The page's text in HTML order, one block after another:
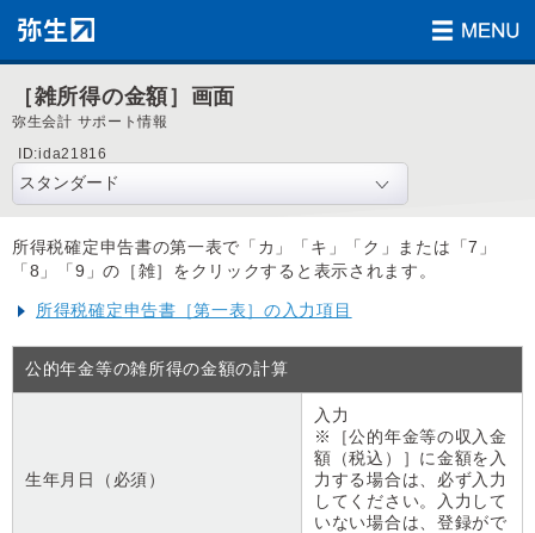
［雑所得の金額］画面
弥生会計 サポート情報
ID:ida21816
所得税確定申告書の第一表で「カ」「キ」「ク」または「7」
「8」「9」の［雑］をクリックすると表示されます。
所得税確定申告書［第一表］の入力項目
公的年金等の雑所得の金額の計算
生年月日（必須）
入力
※［公的年金等の収入金
額（税込）］に金額を入
力する場合は、必ず入力
してください。入力して
いない場合は、登録がで